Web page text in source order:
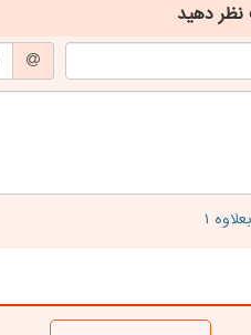
نظر دهید